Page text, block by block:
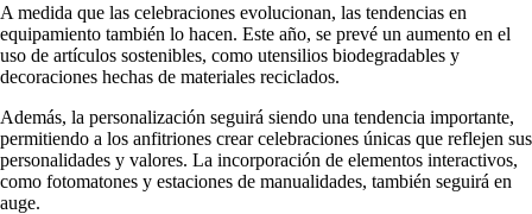
A medida que las celebraciones evolucionan, las tendencias en
equipamiento también lo hacen. Este año, se prevé un aumento en el
uso de artículos sostenibles, como utensilios biodegradables y
decoraciones hechas de materiales reciclados.
Además, la personalización seguirá siendo una tendencia importante,
permitiendo a los anfitriones crear celebraciones únicas que reflejen sus
personalidades y valores. La incorporación de elementos interactivos,
como fotomatones y estaciones de manualidades, también seguirá en
auge.